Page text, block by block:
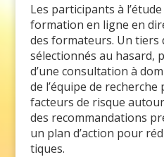
Les participants à
formation en ligne en
des formateurs. Un tiers
sélectionnés au hasard,
d’une consultation à
de l’équipe de
facteurs de risque
des recommandations
un plan d’action pour
tiques.